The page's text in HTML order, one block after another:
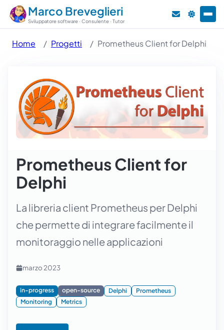
Marco Breveglieri
Sviluppatore software · Consulente · Tutor
Home Progetti Prometheus Client for Delphi
Prometheus Client for
Delphi
La libreria client Prometheus per Delphi
che permette di integrare facilmente il
monitoraggio nelle applicazioni
marzo 2023
in-progress open-source Delphi
Prometheus
Monitoring
Metrics